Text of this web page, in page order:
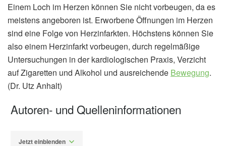
Einem Loch im Herzen können Sie nicht vorbeugen, da es
meistens angeboren ist. Erworbene Öffnungen im Herzen
sind eine Folge von Herzinfarkten. Höchstens können Sie
also einem Herzinfarkt vorbeugen, durch regelmäßige
Untersuchungen in der kardiologischen Praxis, Verzicht
auf Zigaretten und Alkohol und ausreichende Bewegung.
(Dr. Utz Anhalt)
Autoren- und Quelleninformationen
Jetzt einblenden